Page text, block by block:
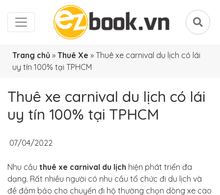
Trang chủ » Thuê Xe » Thuê xe carnival du lịch có lái
uy tín 100% tại TPHCM
Thuê xe carnival du lịch có lái
uy tín 100% tại TPHCM
07/04/2022
Nhu cầu thuê xe carnival du lịch hiện phát triển đa
dạng. Rất nhiều người có nhu cầu tổ chức đi du lịch và
đề đảm bảo cho chuyến đi hộ thường chọn dòng xe cao